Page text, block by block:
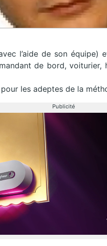
l’aide de son équipe)
de bord, voiturier,
les adeptes de la
Publicité